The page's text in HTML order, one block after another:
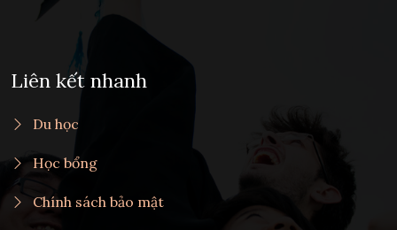
Liên kết nhanh
Du học
Học bổng
Chính sách bảo mật